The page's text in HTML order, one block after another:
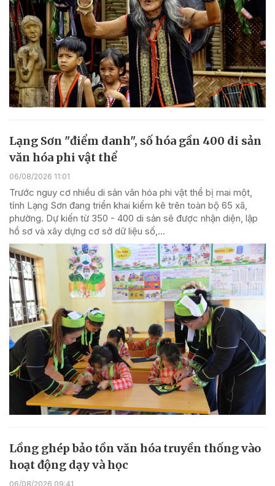
Lạng Sơn "điểm danh", số hóa gần 400 di sản
văn hóa phi vật thể
06/08/2026 11:01
Trước nguy cơ nhiều di sản văn hóa phi vật thể bị mai một,
tỉnh Lạng Sơn đang triển khai kiểm kê trên toàn bộ 65 xã,
phường. Dự kiến từ 350 - 400 di sản sẽ được nhận diện, lập
hồ sơ và xây dựng cơ sở dữ liệu số,...
Lồng ghép bảo tồn văn hóa truyền thống vào
hoạt động dạy và học
06/08/2026 09:41